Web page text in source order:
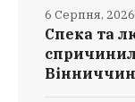
Спека та
6 Серпня, 2026